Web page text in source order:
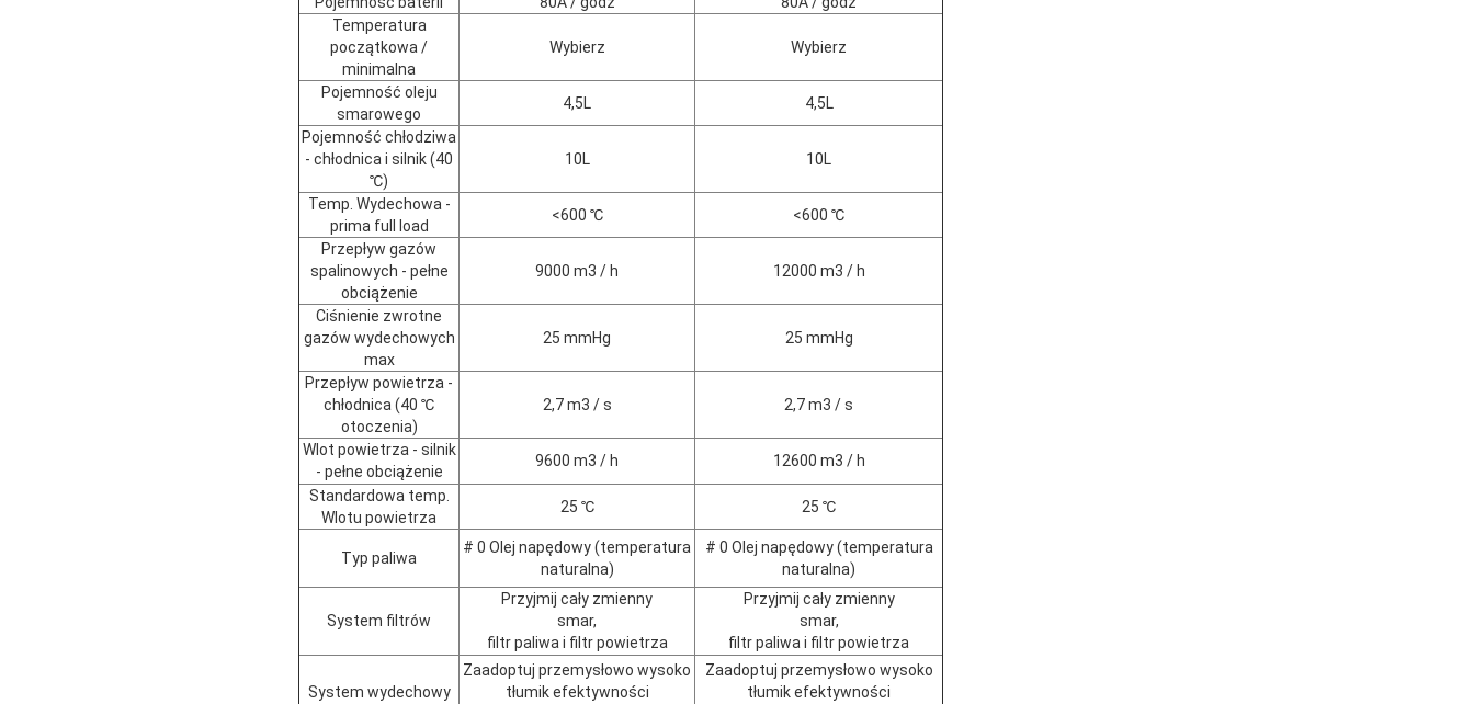
Temperatura
początkowa /
minimalna
Wybierz Wybierz
Pojemność oleju
smarowego
4,5L
4,5L
Pojemność chłodziwa
- chłodnica i silnik (40
℃)
10L 10L
Temp. Wydechowa -
prima full load
<600 ℃
<600 ℃
Przepływ gazów
spalinowych - pełne
obciążenie
9000 m3 / h 12000 m3 / h
Ciśnienie zwrotne
gazów wydechowych
max
25 mmHg 25 mmHg
Przepływ powietrza -
chłodnica (40 ℃
otoczenia)
2,7 m3 / s 2,7 m3 / s
Wlot powietrza - silnik
- pełne obciążenie
9600 m3 / h
12600 m3 / h
Standardowa temp.
Wlotu powietrza
25 ℃ 25 ℃
Typ paliwa
# 0 Olej napędowy (temperatura
naturalna)
# 0 Olej napędowy (temperatura
naturalna)
System filtrów
Przyjmij cały zmienny
smar,
filtr paliwa i filtr powietrza
Przyjmij cały zmienny
smar,
filtr paliwa i filtr powietrza
System wydechowy
Zaadoptuj przemysłowo wysoko
tłumik efektywności
Zaadoptuj przemysłowo wysoko
tłumik efektywności